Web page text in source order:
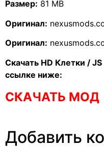
Размер: 81 MB
Оригинал:
Оригинал:
Скачать HD Клетки /
ссылке ниже:
СКАЧАТЬ МОД
Добавить